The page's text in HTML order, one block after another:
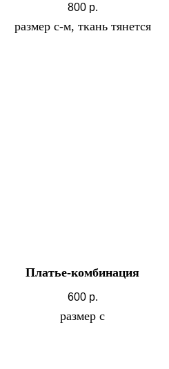
800 р.
размер с-м, ткань тянется
Платье-комбинация
600 р.
размер с